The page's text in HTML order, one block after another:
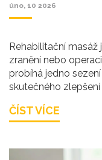
úno, 10 2026
Rehabilitační
zranění nebo
probíhá jedno
skutečného
ČÍST VÍCE